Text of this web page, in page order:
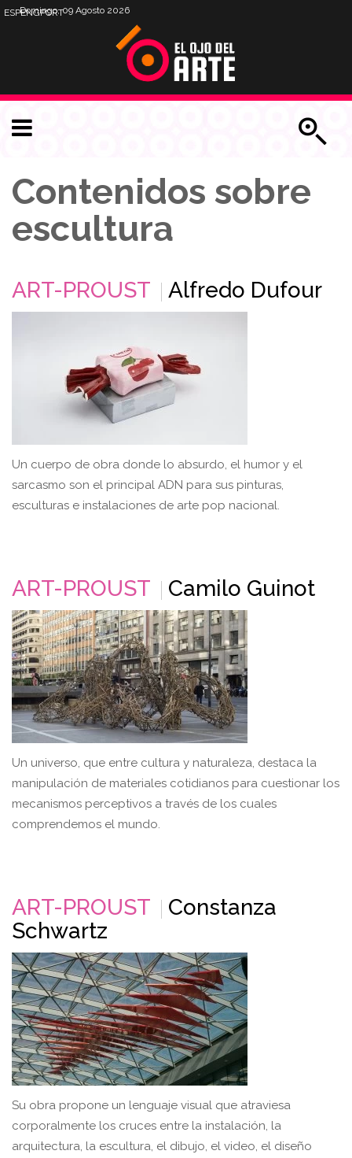
Domingo, 09 Agosto 2026
ESPENGPORT
Contenidos sobre
escultura
ART-PROUST Alfredo Dufour
Un cuerpo de obra donde lo absurdo, el humor y el
sarcasmo son el principal ADN para sus pinturas,
esculturas e instalaciones de arte pop nacional.
ART-PROUST Camilo Guinot
Un universo, que entre cultura y naturaleza, destaca la
manipulación de materiales cotidianos para cuestionar los
mecanismos perceptivos a través de los cuales
comprendemos el mundo.
ART-PROUST
Constanza
Schwartz
Su obra propone un lenguaje visual que atraviesa
corporalmente los cruces entre la instalación, la
arquitectura, la escultura, el dibujo, el video, el diseño